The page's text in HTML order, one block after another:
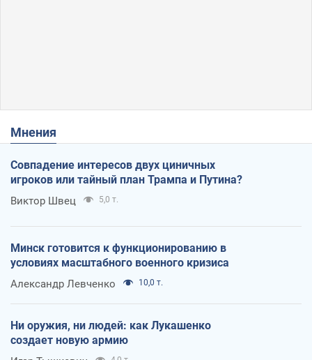
Мнения
Совпадение интересов двух циничных
игроков или тайный план Трампа и Путина?
Виктор Швец 5,0 т.
Минск готовится к функционированию в
условиях масштабного военного кризиса
Александр Левченко 10,0 т.
Ни оружия, ни людей: как Лукашенко
создает новую армию